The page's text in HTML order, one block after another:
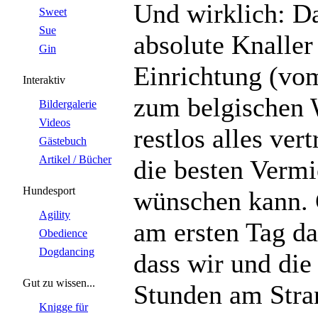
Sweet
Sue
Gin
Interaktiv
Bildergalerie
Videos
Gästebuch
Artikel / Bücher
Hundesport
Agility
Obedience
Dogdancing
Gut zu wissen...
Knigge für
Und wirklich:
absolute
Einrichtung
zum belgischen
restlos alles
die besten
wünschen
am ersten Tag
dass wir und
Stunden am